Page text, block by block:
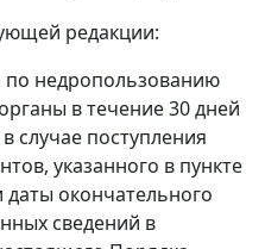
редакции:
по недропользованию
в течение 30 дней
случае поступления
указанного в пункте
окончательного
сведений в